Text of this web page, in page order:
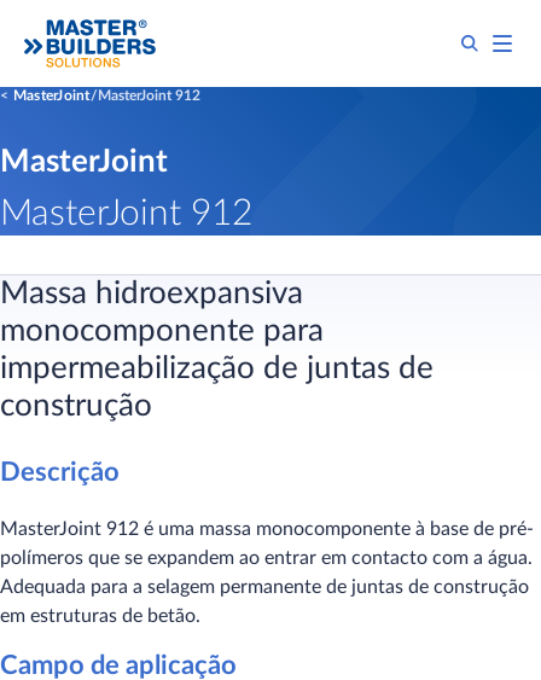
MasterJoint MasterJoint 912
MasterJoint
MasterJoint 912
Massa hidroexpansiva
monocomponente para
impermeabilização de juntas de
construção
Descrição
MasterJoint 912 é uma massa monocomponente à base de pré-
polímeros que se expandem ao entrar em contacto com a água.
Adequada para a selagem permanente de juntas de construção
em estruturas de betão.
Campo de aplicação